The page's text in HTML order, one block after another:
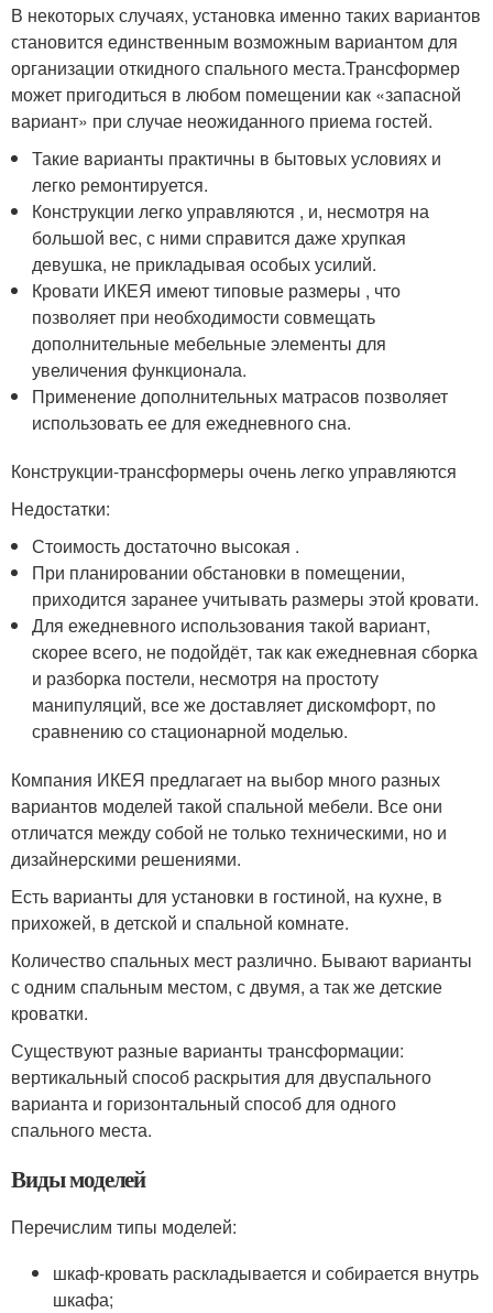
В некоторых случаях, установка именно таких вариантов
становится единственным возможным вариантом для
организации откидного спального места.Трансформер
может пригодиться в любом помещении как «запасной
вариант» при случае неожиданного приема гостей.
Такие варианты практичны в бытовых условиях и
легко ремонтируется.
Конструкции легко управляются , и, несмотря на
большой вес, с ними справится даже хрупкая
девушка, не прикладывая особых усилий.
Кровати ИКЕЯ имеют типовые размеры , что
позволяет при необходимости совмещать
дополнительные мебельные элементы для
увеличения функционала.
Применение дополнительных матрасов позволяет
использовать ее для ежедневного сна.
Конструкции-трансформеры очень легко управляются
Недостатки:
Стоимость достаточно высокая .
При планировании обстановки в помещении,
приходится заранее учитывать размеры этой кровати.
Для ежедневного использования такой вариант,
скорее всего, не подойдёт, так как ежедневная сборка
и разборка постели, несмотря на простоту
манипуляций, все же доставляет дискомфорт, по
сравнению со стационарной моделью.
Компания ИКЕЯ предлагает на выбор много разных
вариантов моделей такой спальной мебели. Все они
отличатся между собой не только техническими, но и
дизайнерскими решениями.
Есть варианты для установки в гостиной, на кухне, в
прихожей, в детской и спальной комнате.
Количество спальных мест различно. Бывают варианты
с одним спальным местом, с двумя, а так же детские
кроватки.
Существуют разные варианты трансформации:
вертикальный способ раскрытия для двуспального
варианта и горизонтальный способ для одного
спального места.
Виды моделей
Перечислим типы моделей:
шкаф-кровать раскладывается и собирается внутрь
шкафа;